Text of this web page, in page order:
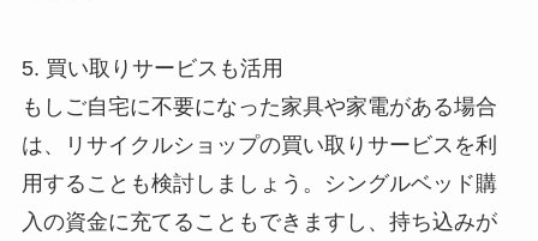
5. 買い取りサービスも活用
もしご自宅に不要になった家具や家電がある場合
は、リサイクルショップの買い取りサービスを利
用することも検討しましょう。シングルベッド購
入の資金に充てることもできますし、持ち込みが